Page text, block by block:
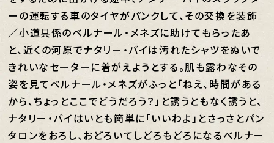
ーの運転する車のタイヤがパンクして、その交換を装飾
／小道具係のベルナール・メネズに助けてもらったあ
と、近くの河原でナタリー・バイは汚れたシャツをぬいで
きれいなセーターに着がえようとする。肌も露わなその
姿を見てベルナール・メネズがふっと「ねえ、時間がある
から、ちょっとここでどうだろう？」と誘うともなく誘うと、
ナタリー・バイはいとも簡単に「いいわよ」とさっさとパン
タロンをおろし、おどろいてしどろもどろになるベルナー